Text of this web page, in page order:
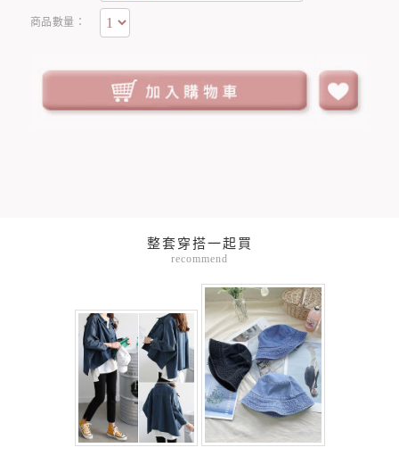
商品數量：
整套穿搭一起買
recommend